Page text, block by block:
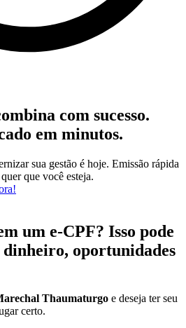
com sucesso.
em minutos.
sua gestão é hoje. Emissão rápida
que você esteja.
um e-CPF? Isso pode
dinheiro, oportunidades
Thaumaturgo e deseja ter seu
certo.